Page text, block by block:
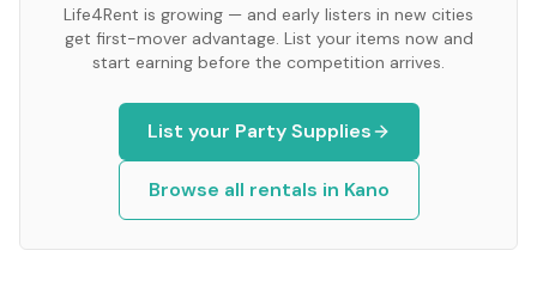
Life4Rent is growing — and early listers in new cities
get first-mover advantage. List your items now and
start earning before the competition arrives.
List your Party Supplies
Browse all rentals in Kano